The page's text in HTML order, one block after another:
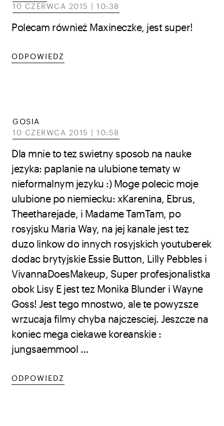
10 CZERWCA 2015 | 10:38
Polecam również Maxineczke, jest super!
ODPOWIEDZ
GOSIA
10 CZERWCA 2015 | 10:58
Dla mnie to tez swietny sposob na nauke
jezyka: paplanie na ulubione tematy w
nieformalnym jezyku :) Moge polecic moje
ulubione po niemiecku: xKarenina, Ebrus,
Theetharejade, i Madame TamTam, po
rosyjsku Maria Way, na jej kanale jest tez
duzo linkow do innych rosyjskich youtuberek
dodac brytyjskie Essie Button, Lilly Pebbles i
VivannaDoesMakeup, Super profesjonalistka
obok Lisy E jest tez Monika Blunder i Wayne
Goss! Jest tego mnostwo, ale te powyzsze
wrzucaja filmy chyba najczesciej. Jeszcze na
koniec mega ciekawe koreanskie :
jungsaemmool …
ODPOWIEDZ